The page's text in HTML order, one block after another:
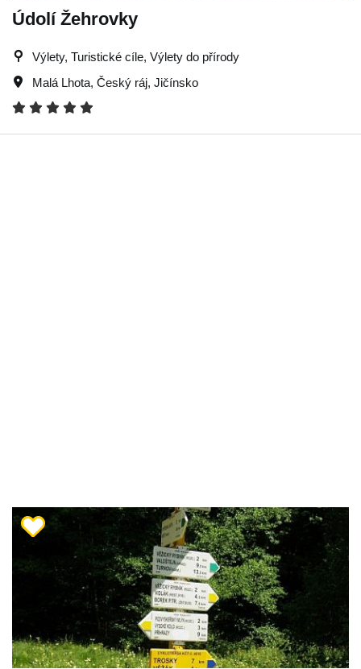
Údolí Žehrovky
Výlety, Turistické cíle, Výlety do přírody
Malá Lhota, Český ráj, Jičínsko